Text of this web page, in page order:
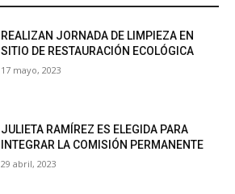
REALIZAN JORNADA DE LIMPIEZA EN
SITIO DE RESTAURACIÓN ECOLÓGICA
17 mayo, 2023
JULIETA RAMÍREZ ES ELEGIDA PARA
INTEGRAR LA COMISIÓN PERMANENTE
29 abril, 2023